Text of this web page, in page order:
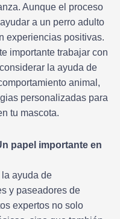
Aunque el proceso
a un perro adulto
experiencias positivas.
importante trabajar con
la ayuda de
animal,
personalizadas para
tu mascota.
papel importante en
ayuda de
y paseadores de
expertos no solo